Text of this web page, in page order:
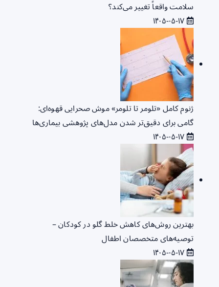
سلامت واقعاً تغییر می‌کند؟
ژنوم کامل «تلومر تا تلومر» موش صحرایی قهوه‌ای:
گامی برای دقیق‌تر شدن مدل‌های پژوهشی بیماری‌ها
بهترین روش‌های کاهش خلط گلو در کودکان –
توصیه‌های متخصصان اطفال